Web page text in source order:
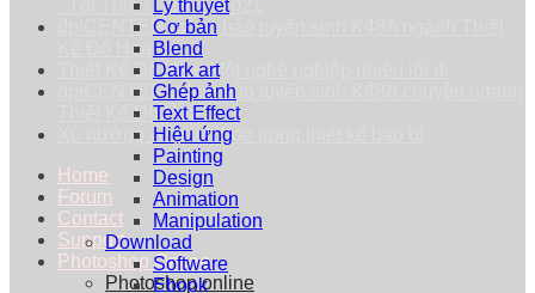
- Tối Thứ 7 - 25/09/2021
dpiCENTER thông báo tuyển sinh K48A ngành Thiết
Kế Đồ Họa
Thiết Kế Đồ Họa: Một nghề nghiệp nhiều lối đi
dpiCENTER thông báo tuyển sinh K48A chuyên ngành
Thiết Kế Đồ Họa
Xu hướng vẽ minh họa trong thiết kế bao bì
Home
Forum
Contact
Support
Photoshop Online
Photoshop online
Lý thuyết
Cơ bản
Blend
Dark art
Ghép ảnh
Text Effect
Hiệu ứng
Painting
Design
Animation
Manipulation
Download
Software
Ebook